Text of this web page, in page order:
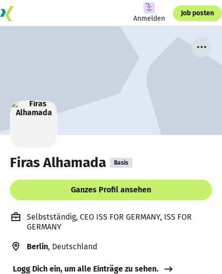
Anmelden
Job posten
Firas Alhamada Basis
Ganzes Profil ansehen
Selbstständig, CEO ISS FOR GERMANY, ISS FOR
GERMANY
Berlin, Deutschland
Logg Dich ein, um alle Einträge zu sehen.